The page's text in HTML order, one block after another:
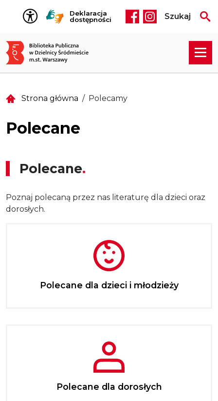
Przejdź do treści
Deklaracja
dostępności
Social media
Szukaj
Strona główna Polecamy
Polecane
Polecane
Poznaj polecaną przez nas literaturę dla dzieci oraz
dorosłych.
Polecane dla dzieci i młodzieży
Polecane dla dorosłych